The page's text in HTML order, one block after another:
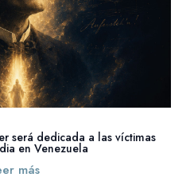
será dedicada a las víctimas
en Venezuela
más